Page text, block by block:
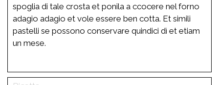
spoglia di tale crosta et ponila a ccocere nel forno
adagio adagio et vole essere ben cotta. Et simili
pastelli se possono conservare quindici dì et etiam
un mese.